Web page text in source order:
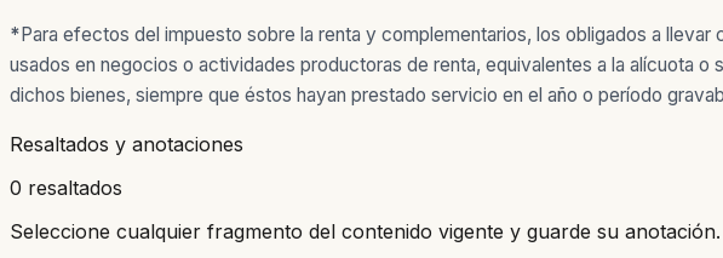
*Para efectos del impuesto sobre la renta y complementarios, los obligados a
usados en negocios o actividades productoras de renta, equivalentes a la alícuota
dichos bienes, siempre que éstos hayan prestado servicio en el año o período
Resaltados y anotaciones
0 resaltados
Seleccione cualquier fragmento del contenido vigente y guarde su anotación.